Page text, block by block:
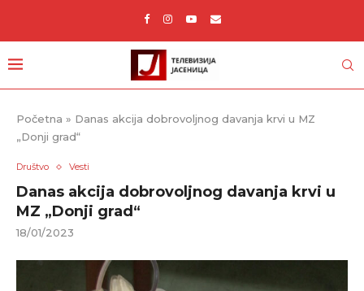
Početna » Danas akcija dobrovoljnog davanja krvi u MZ
„Donji grad“
Društvo Vesti
Danas akcija dobrovoljnog davanja krvi u
MZ „Donji grad“
18/01/2023